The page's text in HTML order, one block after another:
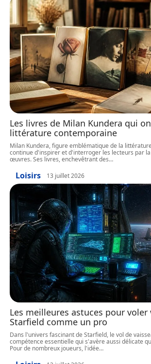
Les livres de Milan Kundera qui
littérature contemporaine
Milan Kundera, figure emblématique de la
continue d'inspirer et d'interroger les lecteurs par
œuvres. Ses livres, enchevêtrant des…
Loisirs 13 juillet 2026
Les meilleures astuces pour voler
Starfield comme un pro
Dans l'univers fascinant de Starfield, le vol de
compétence essentielle qui s'avère aussi délicate
Pour de nombreux joueurs, l'idée…